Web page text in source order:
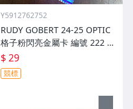
Y5912762752
RUDY GOBERT 24-25 OPTIC
格子粉閃亮金屬卡 編號 222 前
後圖
$ 29
競標